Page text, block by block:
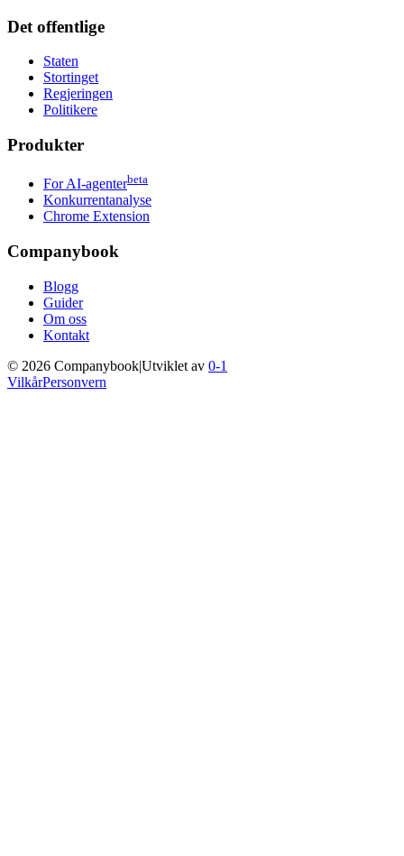
Det offentlige
Staten
Stortinget
Regjeringen
Politikere
Produkter
For AI-agenterbeta
Konkurrentanalyse
Chrome Extension
Companybook
Blogg
Guider
Om oss
Kontakt
© 2026 Companybook|Utviklet av 0-1
VilkårPersonvern